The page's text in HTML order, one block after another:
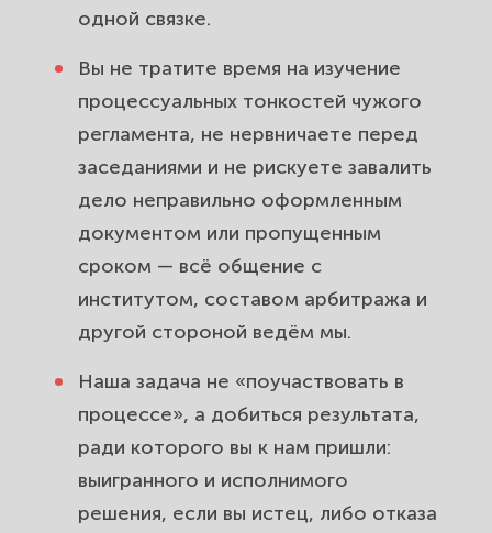
одной связке.
Вы не тратите время на изучение
процессуальных тонкостей чужого
регламента, не нервничаете перед
заседаниями и не рискуете завалить
дело неправильно оформленным
документом или пропущенным
сроком — всё общение с
институтом, составом арбитража и
другой стороной ведём мы.
Наша задача не «поучаствовать в
процессе», а добиться результата,
ради которого вы к нам пришли:
выигранного и исполнимого
решения, если вы истец, либо отказа